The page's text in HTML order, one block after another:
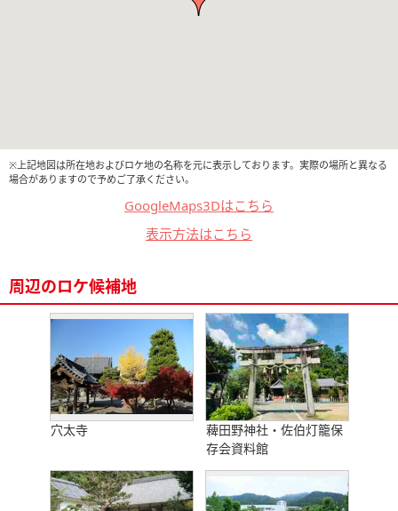
※上記地図は所在地およびロケ地の名称を元に表示しております。実際の場所と異なる
場合がありますので予めご了承ください。
GoogleMaps3Dはこちら
表示方法はこちら
周辺のロケ候補地
穴太寺
薭田野神社・佐伯灯籠保
存会資料館